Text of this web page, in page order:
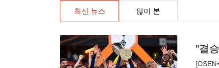
최신 뉴스 많이 본